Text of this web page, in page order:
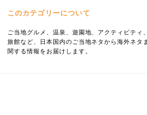
このカテゴリーについて
ご当地グルメ、温泉、遊園地、アクティビティ
旅館など、日本国内のご当地ネタから海外ネタ
関する情報をお届けします。